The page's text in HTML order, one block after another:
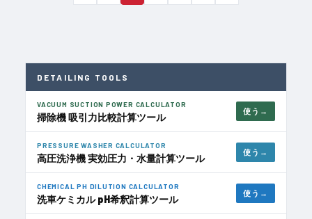
DETAILING TOOLS
VACUUM SUCTION POWER CALCULATOR
掃除機 吸引力比較計算ツール
使う
PRESSURE WASHER CALCULATOR
高圧洗浄機 実効圧力・水量計算ツール
使う
CHEMICAL PH DILUTION CALCULATOR
洗車ケミカル pH希釈計算ツール
使う